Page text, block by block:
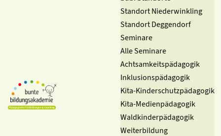
Standort Niederwinkling
Standort Deggendorf
Seminare
Alle Seminare
Achtsamkeitspädagogik
Inklusionspädagogik
Kita-Kinderschutzpädagogik
Kita-Medienpädagogik
Waldkinderpädagogik
Weiterbildung